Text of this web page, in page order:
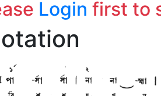
Login first to